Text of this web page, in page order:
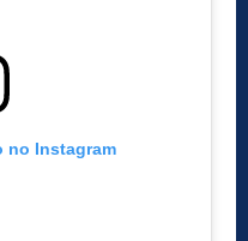
no Instagram